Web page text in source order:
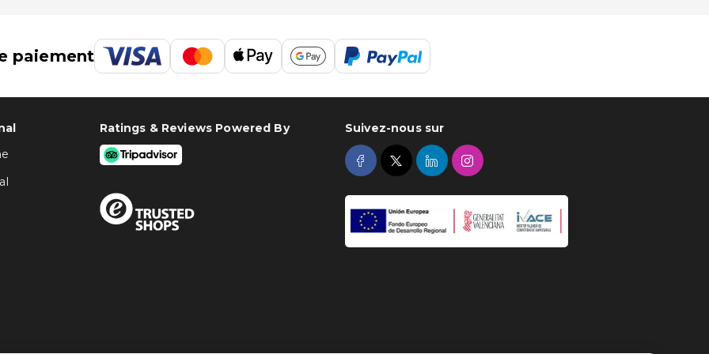
km
paiement
Ratings & Reviews Powered By Suivez-nous sur